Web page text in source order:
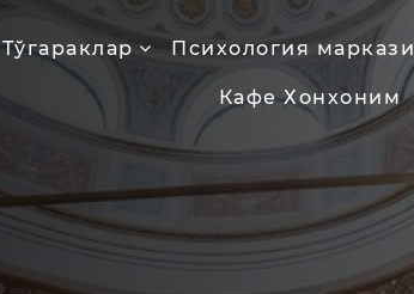
Тўгараклар Психология маркази
Кафе Хонхоним